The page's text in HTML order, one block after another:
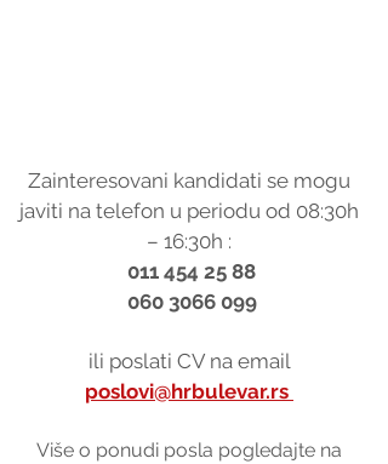
Zainteresovani kandidati se mogu
javiti na telefon u periodu od 08:30h
– 16:30h :
011 454 25 88
060 3066 099
ili poslati CV na email
poslovi@hrbulevar.rs
Više o ponudi posla pogledajte na